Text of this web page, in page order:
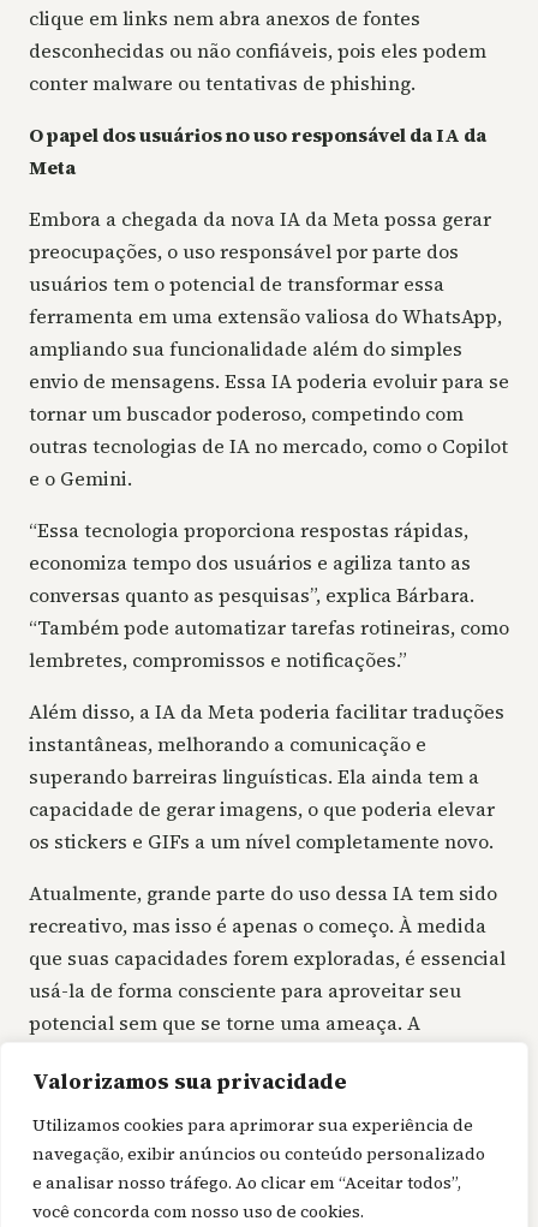
Valorizamos sua privacidade
Utilizamos cookies para aprimorar sua experiência de
navegação, exibir anúncios ou conteúdo personalizado
e analisar nosso tráfego. Ao clicar em “Aceitar todos”,
você concorda com nosso uso de cookies.
clique em links nem abra anexos de fontes
desconhecidas ou não confiáveis, pois eles podem
conter malware ou tentativas de phishing.
O papel dos usuários no uso responsável da IA da
Meta
Embora a chegada da nova IA da Meta possa gerar
preocupações, o uso responsável por parte dos
usuários tem o potencial de transformar essa
ferramenta em uma extensão valiosa do WhatsApp,
ampliando sua funcionalidade além do simples
envio de mensagens. Essa IA poderia evoluir para se
tornar um buscador poderoso, competindo com
outras tecnologias de IA no mercado, como o Copilot
e o Gemini.
“Essa tecnologia proporciona respostas rápidas,
economiza tempo dos usuários e agiliza tanto as
conversas quanto as pesquisas”, explica Bárbara.
“Também pode automatizar tarefas rotineiras, como
lembretes, compromissos e notificações.”
Além disso, a IA da Meta poderia facilitar traduções
instantâneas, melhorando a comunicação e
superando barreiras linguísticas. Ela ainda tem a
capacidade de gerar imagens, o que poderia elevar
os stickers e GIFs a um nível completamente novo.
Atualmente, grande parte do uso dessa IA tem sido
recreativo, mas isso é apenas o começo. À medida
que suas capacidades forem exploradas, é essencial
usá-la de forma consciente para aproveitar seu
potencial sem que se torne uma ameaça. A
utilizada corretamente, pode oferecer grandes
benefícios.